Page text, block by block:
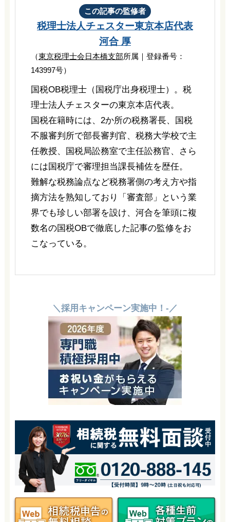
この記事の監修者
税理士法人チェスター東京本店代表
河合 厚
（東京税理士会日本橋支部所属｜登録番号：
143997号）
国税OB税理士（国税庁出身税理士）。税
理士法人チェスターの東京本店代表。
国税在籍時には、2か所の税務署長、国税
不服審判所で部長審判官、税務大学校で主
任教授、国税局訟務室で主任訟務官、さら
には国税庁で審理担当課長補佐を歴任。
難解な税務論点など税務署側の考え方や指
摘方法を熟知しており「審査部」という業
界でも珍しい部署を設け、河合を筆頭に複
数名の国税OBで徹底した記事の監修をお
こなっている。
＼採用キャンペーン実施中！-／